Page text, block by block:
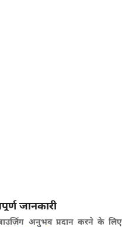
जानकारी
अनुभव प्रदान करने के लिए